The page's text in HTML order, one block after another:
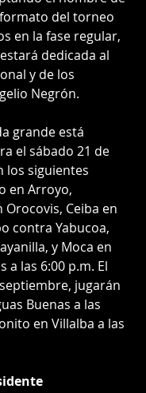
del torneo
en la fase regular,
dedicada al
y de los
Negrón.
grande está
el sábado 21 de
los siguientes
en Arroyo,
Ceiba en
contra Yabucoa,
y Moca en
a las 6:00 p.m. El
jugarán
Buenas a las
en Villalba a las